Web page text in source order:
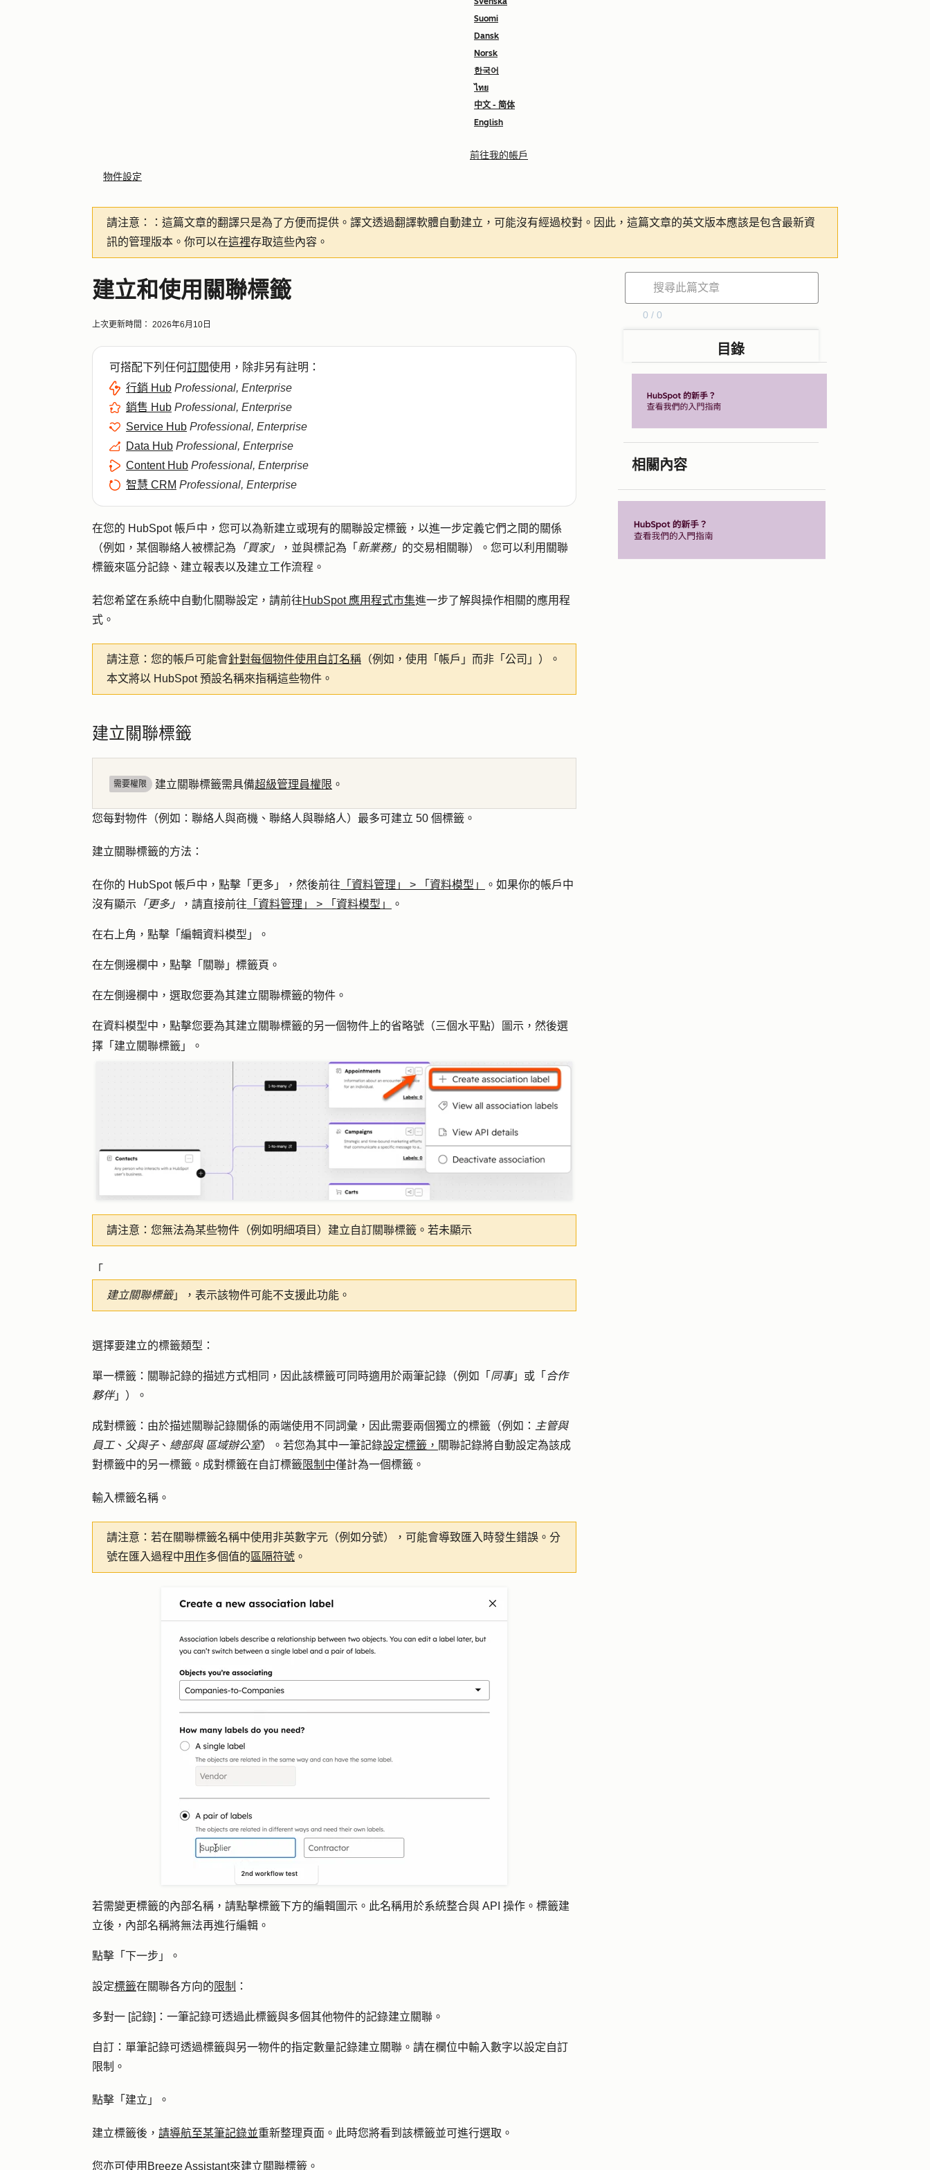
Suomi
Dansk
Norsk
한국어
ไทย
中文 - 简体
English
前往我的帳戶
物件設定
請注意：
：這篇文章的翻譯只是為了方便而提供。譯文透過翻譯軟體自動建立，可能沒有經過校對。因此，這篇文章的英文版本應該是包含最新資
訊的管理版本。你可以在這裡存取這些內容。
建立和使用關聯標籤
上次更新時間： 2026年6月10日
可搭配下列任何訂閱使用，除非另有註明：
行銷 Hub Professional, Enterprise
銷售 Hub Professional, Enterprise
Service Hub Professional, Enterprise
Data Hub Professional, Enterprise
Content Hub Professional, Enterprise
智慧 CRM Professional, Enterprise
在您的 HubSpot 帳戶中，您可以為新建立或現有的關聯設定標籤，以進一步定義它們之間的關係
（例如，某個聯絡人被標記為 「買家」 ，並與標記為「 新業務」 的交易相關聯）。您可以利用關聯
標籤來區分記錄、建立報表以及建立工作流程。
若您希望在系統中自動化關聯設定，請前往HubSpot 應用程式市集進一步了解與操作相關的應用程
式。
請注意： 您的帳戶可能會針對每個物件使用自訂名稱 （例如，使用「帳戶」而非「公司」）。
本文將以 HubSpot 預設名稱來指稱這些物件。
建立關聯標籤
需要權限 建立關聯標籤需具備超級管理員權限 。
您每對物件（例如：聯絡人與商機、聯絡人與聯絡人）最多可建立 50 個標籤。
建立關聯標籤的方法：
在你的 HubSpot 帳戶中，點擊 「更多」 ，然後前往 「資料管理」 > 「資料模型」
。如果你的帳戶中
沒有顯示 「更多」 ，請直接前往 「資料管理」 > 「資料模型」 。
在右上角，點擊「 編輯資料模型 」。
在左側邊欄中，點擊「 關聯 」標籤頁。
在左側邊欄中，選取您要為其建立關聯標籤的物件 。
在資料模型中，點擊您要為其建立關聯標籤的另一個物件上的省略號 （三個水平點）圖示 ，然後選
擇「 建立關聯標籤 」。
請注意： 您無法為某些物件（例如明細項目）建立自訂關聯標籤。若未顯示
「
建立關聯標籤」，表示該物件可能不支援此功能。
選擇要建立的標籤類型：
單一標籤 ：關聯記錄的描述方式相同，因此該標籤可同時適用於兩筆記錄（例如「 同事」或「 合作
夥伴」）。
成對標籤 ：由於描述關聯記錄關係的兩端使用不同詞彙，因此需要兩個獨立的標籤（例如： 主管與
員工、 父與子、 總部與 區域辦公室）。若您為其中一筆記錄設定標籤， 關聯記錄將自動設定為該成
對標籤中的另一標籤。成對標籤在自訂標籤限制中僅計為一個標籤。
輸入標籤名稱 。
請注意： 若在關聯標籤名稱中使用非英數字元（例如分號），可能會導致匯入時發生錯誤。分
號在匯入過程中用作多個值的區隔符號 。
若需變更標籤的內部名稱，請點擊標籤下方的編輯圖示 。此名稱用於系統整合與 API 操作。標籤建
立後，內部名稱將無法再進行編輯。
點擊「 下一步 」。
設定標籤在關聯各方向的 限制 ：
多對一 [記錄] ：一筆記錄可透過此標籤與多個其他物件的記錄建立關聯。
自訂 ：單筆記錄可透過標籤與另一物件的指定數量記錄建立關聯。請在欄位中輸入數字以設定自訂
限制。
點擊「 建立 」。
建立標籤後， 請導航至某筆記錄並重新整理頁面。此時您將看到該標籤並可進行選取。
您亦可使用 Breeze Assistant來建立關聯標籤。
0 / 0
目錄
相關內容